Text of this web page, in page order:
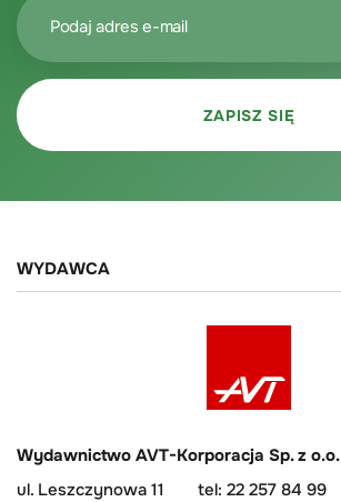
WYDAWCA
Wydawnictwo AVT-Korporacja Sp. z o.o.
ul. Leszczynowa 11
tel: 22 257 84 99